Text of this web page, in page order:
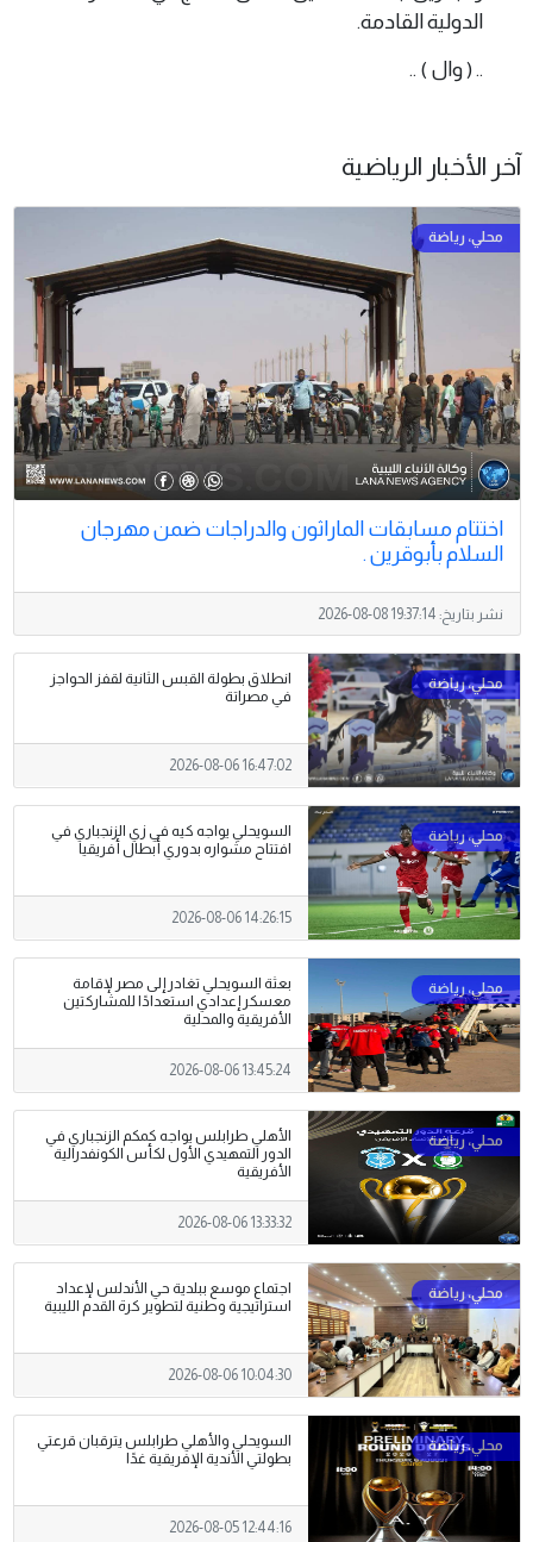
الدولية القادمة.
.. ( وال ) ..
آخر الأخبار الرياضية
اختتام مسابقات الماراثون والدراجات ضمن مهرجان
السلام بأبوقرين .
نشر بتاريخ: 2026-08-08 19:37:14
انطلاق بطولة القبس الثانية لقفز الحواجز
في مصراتة
2026-08-06 16:47:02
السويحلي يواجه كيه في زي الزنجباري في
افتتاح مشواره بدوري أبطال أفريقيا
2026-08-06 14:26:15
بعثة السويحلي تغادر إلى مصر لإقامة
معسكر إعدادي استعدادًا للمشاركتين
الأفريقية والمحلية
2026-08-06 13:45:24
الأهلي طرابلس يواجه كمكم الزنجباري في
الدور التمهيدي الأول لكأس الكونفدرالية
الأفريقية
2026-08-06 13:33:32
اجتماع موسع ببلدية حي الأندلس لإعداد
استراتيجية وطنية لتطوير كرة القدم الليبية
2026-08-06 10:04:30
السويحلي والأهلي طرابلس يترقبان قرعتي
بطولتي الأندية الإفريقية غدًا
2026-08-05 12:44:16